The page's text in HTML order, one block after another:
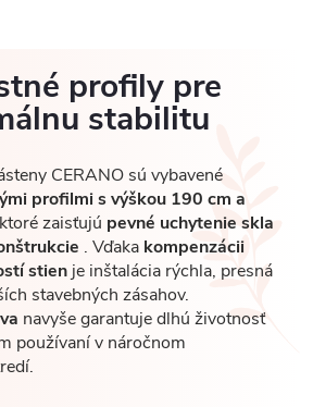
profily pre
stabilitu
CERANO sú vybavené
profilmi s výškou 190 cm a
zaisťujú pevné uchytenie skla
. Vďaka kompenzácii
stien je inštalácia rýchla, presná
stavebných zásahov.
navyše garantuje dlhú životnosť
používaní v náročnom